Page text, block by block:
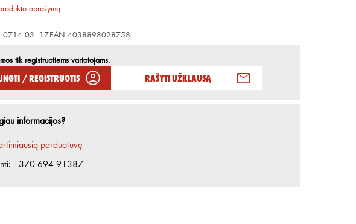
aprašymą
0714 03 17 EAN 4038898028758
tik registruotiems vartotojams.
/ Registruotis Rašyti užklausą
informacijos?
parduotuvę
+370 694 91387